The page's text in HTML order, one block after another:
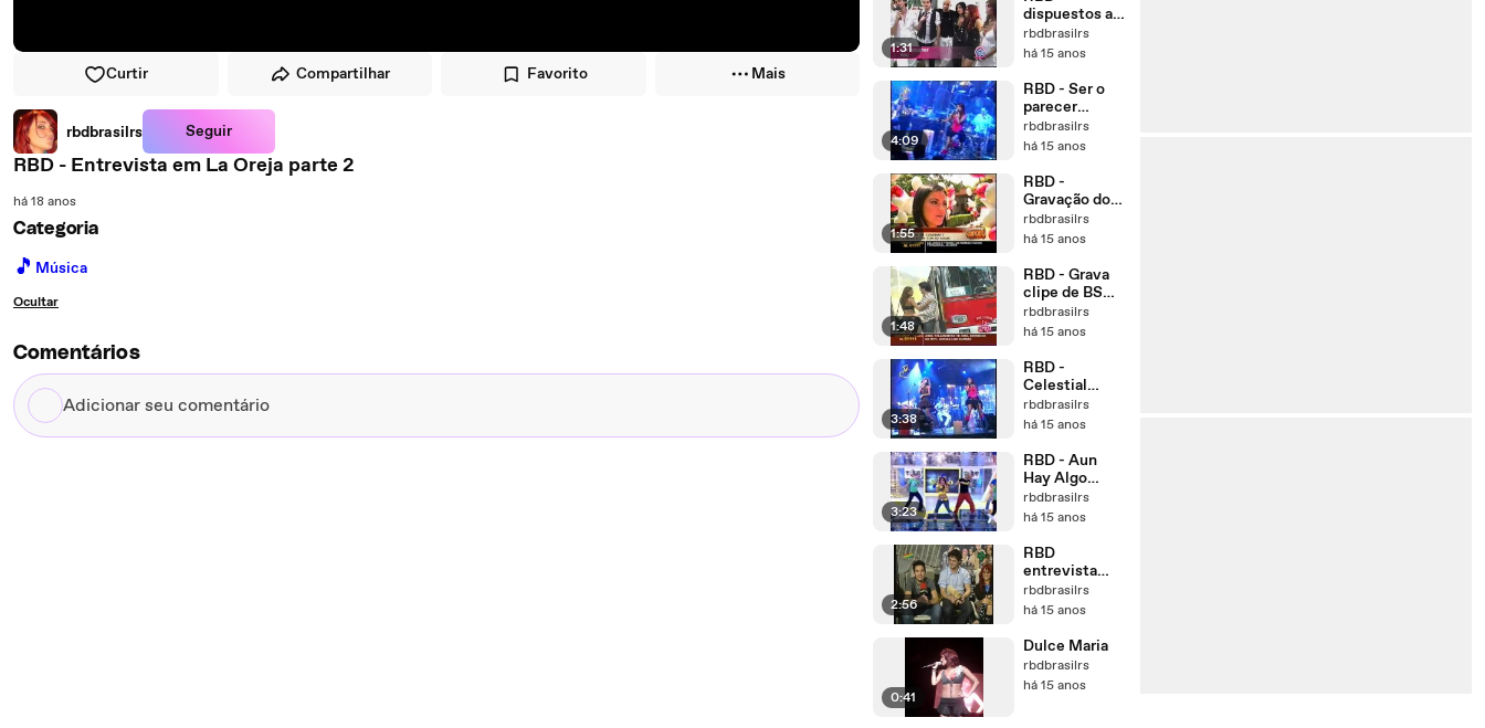
Curtir Compartilhar Favorito Mais
rbdbrasilrs Seguir
RBD - Entrevista em La Oreja parte 2
há 18 anos
Categoria
🎵 Música
Ocultar
Comentários
Adicionar
seu
1:31
dispuestos a
todo por sus
fans (FAMA)
rbdbrasilrs
há 15 anos
4:09
RBD - Ser o
parecer
(CONFESION
ES EN
rbdbrasilrs
há 15 anos
1:55
RBD -
Gravação do
último
capítulo da
(Contodo)
rbdbrasilrs
há 15 anos
1:48
RBD - Grava
clipe de BSM
no Castelo de
Drácula (La
rbdbrasilrs
há 15 anos
3:38
RBD -
Celestial
(CONFESION
ES EN
rbdbrasilrs
há 15 anos
3:23
RBD - Aun
Hay Algo
(Domingo
Legal)
rbdbrasilrs
há 15 anos
2:56
RBD
entrevista
espanha
rbdbrasilrs
há 15 anos
0:41
Dulce Maria
rbdbrasilrs
há 15 anos